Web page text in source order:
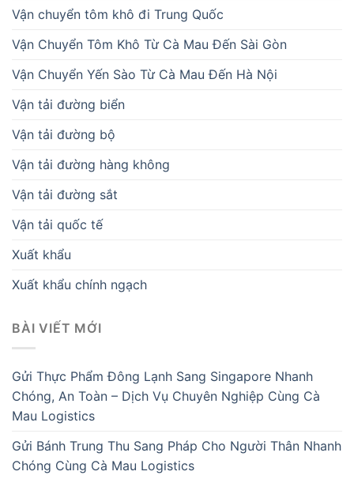
Vận chuyển tôm khô đi Trung Quốc
Vận Chuyển Tôm Khô Từ Cà Mau Đến Sài Gòn
Vận Chuyển Yến Sào Từ Cà Mau Đến Hà Nội
Vận tải đường biển
Vận tải đường bộ
Vận tải đường hàng không
Vận tải đường sắt
Vận tải quốc tế
Xuất khẩu
Xuất khẩu chính ngạch
BÀI VIẾT MỚI
Gửi Thực Phẩm Đông Lạnh Sang Singapore Nhanh
Chóng, An Toàn – Dịch Vụ Chuyên Nghiệp Cùng Cà
Mau Logistics
Gửi Bánh Trung Thu Sang Pháp Cho Người Thân Nhanh
Chóng Cùng Cà Mau Logistics